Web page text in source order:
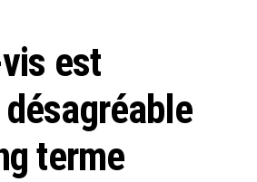
est
terme